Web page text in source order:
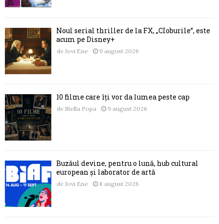
Noul serial thriller de la FX, „CIoburile”, este
acum pe Disney+
de Jovi Ene 9 august 2026
10 filme care îți vor da lumea peste cap
de Stella Popa 9 august 2026
Buzăul devine, pentru o lună, hub cultural
european și laborator de artă
de Jovi Ene 8 august 2026